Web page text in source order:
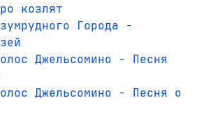
козлят
Города -
Джельсомино - Песня
Джельсомино - Песня о